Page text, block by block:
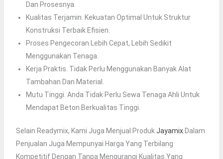
Dan Prosesnya.
Kualitas Terjamin. Kekuatan Optimal Untuk Struktur
Konstruksi Terbaik Efisien.
Proses Pengecoran Lebih Cepat, Lebih Sedikit
Menggunakan Tenaga.
Kerja Praktis. Tidak Perlu Menggunakan Banyak Alat
Tambahan Dan Material.
Mutu Tinggi. Anda Tidak Perlu Sewa Tenaga Ahli Untuk
Mendapat Beton Berkualitas Tinggi.
Selain Readymix, Kami Juga Menjual ProdukJayamixDalam
Penjualan Juga Mempunyai Harga Yang Terbilang
Kompetitif Dengan Tanpa Mengurangi Kualitas Yang